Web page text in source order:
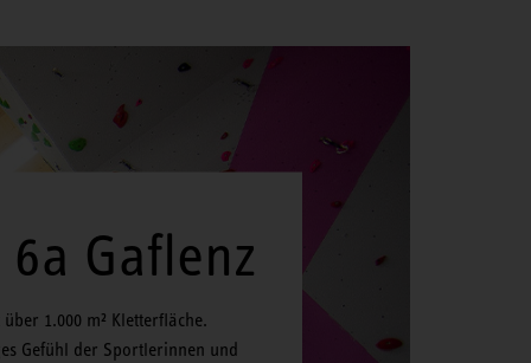
Gaflenz
1.000 m² Kletterfläche.
Gefühl der Sportlerinnen und